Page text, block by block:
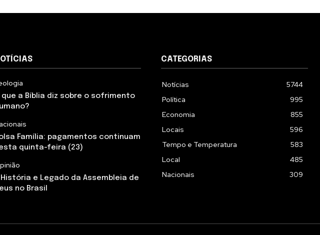
que a Bíblia diz sobre o sofrimento
Família: pagamentos continuam
quinta-feira (23)
História e Legado da Assembleia de
no Brasil
CATEGORIAS
Notícias
5744
Política
995
Economia
855
Locais
596
Tempo e Temperatura
583
Local
485
Nacionais
309